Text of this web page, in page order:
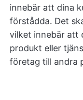
innebär att dina
förstådda. Det
vilket innebär att
produkt eller
företag till andra